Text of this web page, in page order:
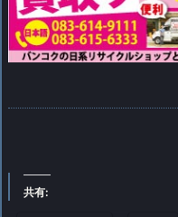
共有: